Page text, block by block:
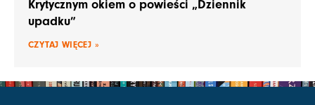
Krytycznym okiem o powieści „Dziennik
upadku”
CZYTAJ WIĘCEJ »